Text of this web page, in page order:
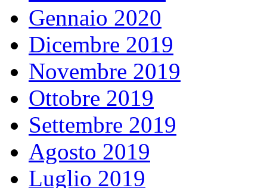
Gennaio 2020
Dicembre 2019
Novembre 2019
Ottobre 2019
Settembre 2019
Agosto 2019
Luglio 2019